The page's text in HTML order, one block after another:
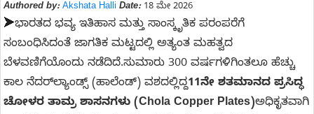
Authored by: Akshata Halli Date:18 ಮೇ 2026
➤ಭಾರತದ ಭವ್ಯ ಇತಿಹಾಸ ಮತ್ತು ಸಾಂಸ್ಕೃತಿಕ ಪರಂಪರೆಗೆ
ಸಂಬಂಧಿಸಿದಂತೆ ಜಾಗತಿಕ ಮಟ್ಟದಲ್ಲಿ ಅತ್ಯಂತ ಮಹತ್ವದ
ಬೆಳವಣಿಗೆಯೊಂದು ನಡೆದಿದೆ.ಸುಮಾರು 300 ವರ್ಷಗಳಿಗಿಂತಲೂ ಹೆಚ್ಚು
ಕಾಲ ನೆದರ್‌ಲ್ಯಾಂಡ್ಸ್ (ಹಾಲೆಂಡ್) ವಶದಲ್ಲಿದ್ದ11ನೇ ಶತಮಾನದ ಪ್ರಸಿದ್ಧ
ಚೋಳರ ತಾಮ್ರ ಶಾಸನಗಳು (Chola Copper Plates)ಅಧಿಕೃತವಾಗಿ